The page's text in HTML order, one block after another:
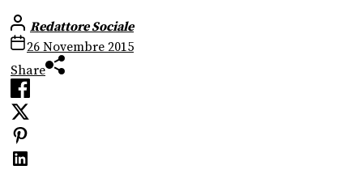
Redattore Sociale
26 Novembre 2015
Share